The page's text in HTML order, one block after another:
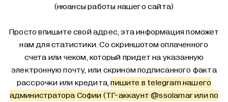
(нюансы работы нашего сайта)
Просто впишите свой адрес, эта информация поможет
нам для статистики. Со скриншотом оплаченного
счета или чеком, который придет на указанную
электронную почту, или скрином подписанного факта
рассрочки или кредита,пишите в telegram нашего
администратора Софии (ТГ-аккаунт@ssolamarили по